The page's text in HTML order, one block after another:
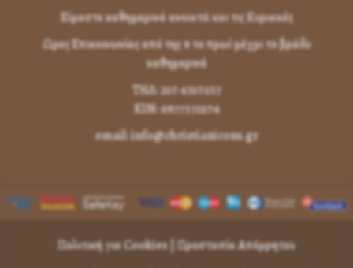
Είμαστε καθημερινά ανοικτά και τις Κυριακές
Ωρες Επικοινωνίας από της 9 το πρωί μέχρι το βράδυ
καθημερινά
ΤΗΛ: 210 4310257
KIN: 6977572104
email: info@christianicons.gr
Πολιτική για Cookies Προστασία Απόρρητου